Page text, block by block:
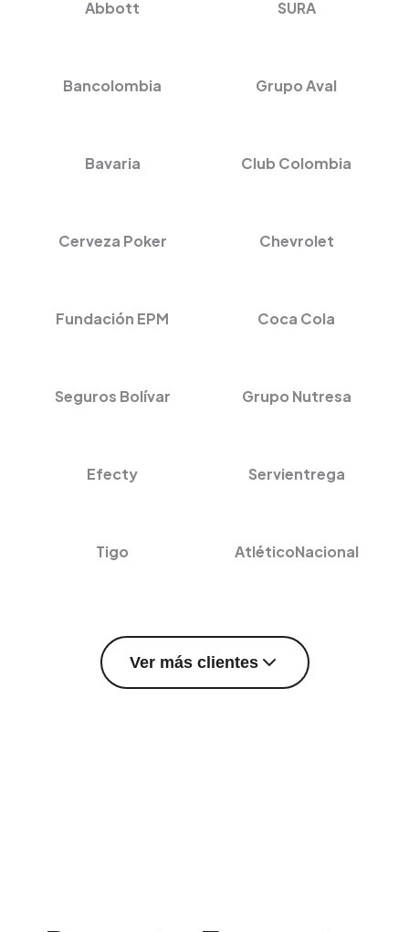
Abbott SURA
Bancolombia Grupo Aval
Bavaria Club Colombia
Cerveza Poker Chevrolet
Fundación EPM Coca Cola
Seguros Bolívar Grupo Nutresa
Efecty Servientrega
Tigo AtléticoNacional
Ver más clientes